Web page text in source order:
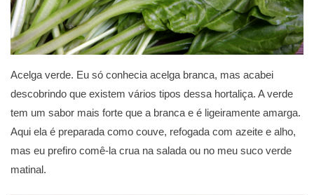
Acelga verde. Eu só conhecia acelga branca, mas acabei
descobrindo que existem vários tipos dessa hortaliça. A verde
tem um sabor mais forte que a branca e é ligeiramente amarga.
Aqui ela é preparada como couve, refogada com azeite e alho,
mas eu prefiro comê-la crua na salada ou no meu suco verde
matinal.